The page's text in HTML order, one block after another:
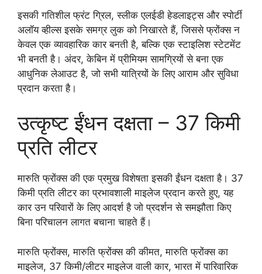
इसकी गतिशील फ्रंट ग्रिल, स्लीक एलईडी हेडलाइट्स और स्पोर्टी
अलॉय व्हील्स इसके समग्र लुक को निखारते हैं, जिससे फ्रोंक्स न
केवल एक व्यावहारिक कार बनती है, बल्कि एक स्टाइलिश स्टेटमेंट
भी बनती है। अंदर, केबिन में प्रीमियम सामग्रियों से बना एक
आधुनिक लेआउट है, जो सभी यात्रियों के लिए आराम और सुविधा
प्रदान करता है।
उत्कृष्ट ईंधन दक्षता – 37 किमी
प्रति लीटर
मारुति फ्रोंक्स की एक प्रमुख विशेषता इसकी ईंधन दक्षता है। 37
किमी प्रति लीटर का प्रभावशाली माइलेज प्रदान करते हुए, यह
कार उन परिवारों के लिए आदर्श है जो प्रदर्शन से समझौता किए
बिना परिचालन लागत बचाना चाहते हैं।
मारुति फ्रोंक्स, मारुति फ्रोंक्स की कीमत, मारुति फ्रोंक्स का
माइलेज, 37 किमी/लीटर माइलेज वाली कार, भारत में पारिवारिक